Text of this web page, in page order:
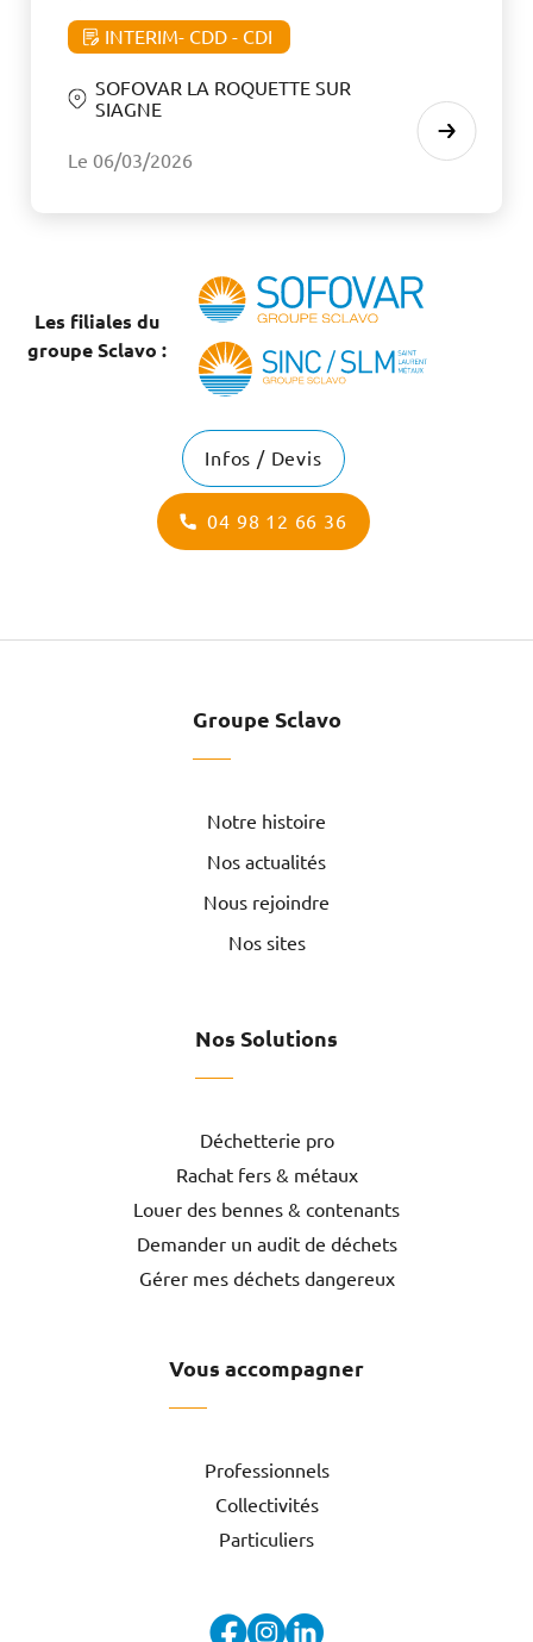
INTERIM- CDD - CDI
SOFOVAR LA ROQUETTE SUR
SIAGNE
Le 06/03/2026
Les filiales du
groupe Sclavo :
Infos / Devis
04 98 12 66 36
Groupe Sclavo
Notre histoire
Nos actualités
Nous rejoindre
Nos sites
Nos Solutions
Déchetterie pro
Rachat fers & métaux
Louer des bennes & contenants
Demander un audit de déchets
Gérer mes déchets dangereux
Vous accompagner
Professionnels
Collectivités
Particuliers